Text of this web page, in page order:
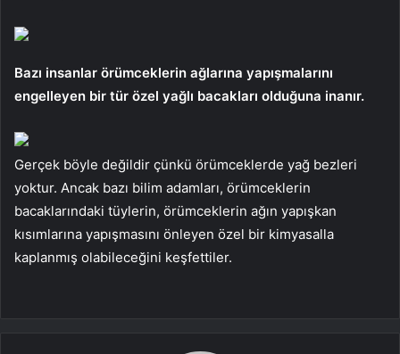
Bazı insanlar örümceklerin ağlarına yapışmalarını
engelleyen bir tür özel yağlı bacakları olduğuna inanır.
Gerçek böyle değildir çünkü örümceklerde yağ bezleri
yoktur. Ancak bazı bilim adamları, örümceklerin
bacaklarındaki tüylerin, örümceklerin ağın yapışkan
kısımlarına yapışmasını önleyen özel bir kimyasalla
kaplanmış olabileceğini keşfettiler.